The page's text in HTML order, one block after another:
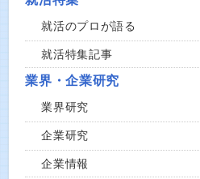
就活のプロが語る
就活特集記事
業界・企業研究
業界研究
企業研究
企業情報